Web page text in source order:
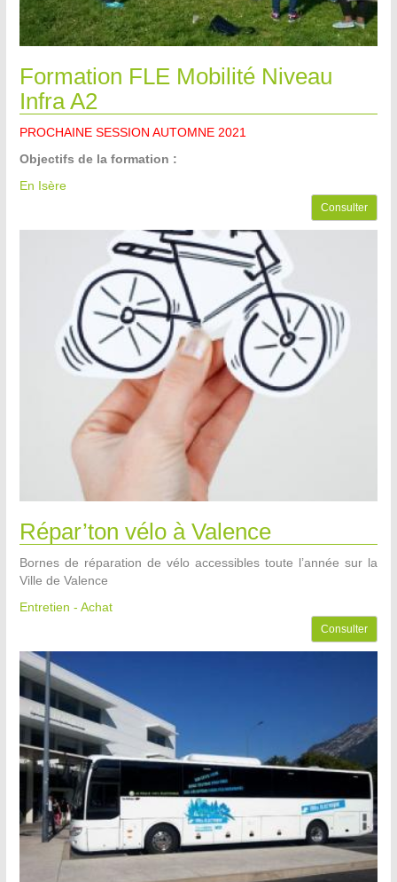
Formation FLE Mobilité Niveau
Infra A2
PROCHAINE SESSION AUTOMNE 2021
Objectifs de la formation :
En Isère
Consulter
Répar’ton vélo à Valence
Bornes de réparation de vélo accessibles toute l’année sur la
Ville de Valence
Entretien - Achat
Consulter